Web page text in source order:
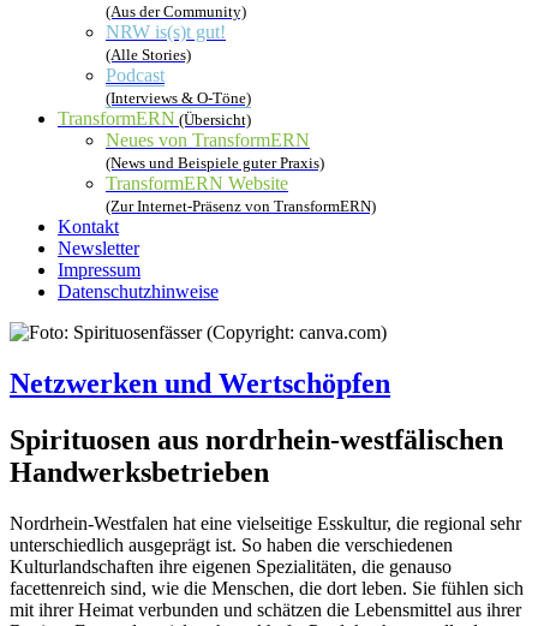
(Aus der Community)
NRW is(s)t gut!
(Alle Stories)
Podcast
(Interviews & O-Töne)
TransformERN (Übersicht)
Neues von TransformERN
(News und Beispiele guter Praxis)
TransformERN Website
(Zur Internet-Präsenz von TransformERN)
Kontakt
Newsletter
Impressum
Datenschutzhinweise
Netzwerken und Wertschöpfen
Spirituosen aus nordrhein-westfälischen
Handwerksbetrieben
Nordrhein-Westfalen hat eine vielseitige Esskultur, die regional sehr
unterschiedlich ausgeprägt ist. So haben die verschiedenen
Kulturlandschaften ihre eigenen Spezialitä­ten, die genauso
facettenreich sind, wie die Menschen, die dort leben. Sie fühlen sich
mit ihrer Heimat verbunden und schätzen die Lebensmittel aus ihrer